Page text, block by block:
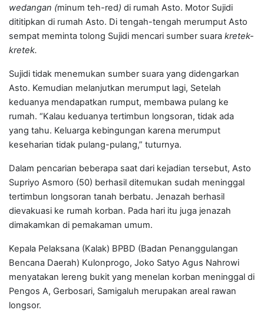
wedangan (minum teh-red) di rumah Asto. Motor Sujidi
dititipkan di rumah Asto. Di tengah-tengah merumput Asto
sempat meminta tolong Sujidi mencari sumber suara kretek-
kretek.
Sujidi tidak menemukan sumber suara yang didengarkan
Asto. Kemudian melanjutkan merumput lagi, Setelah
keduanya mendapatkan rumput, membawa pulang ke
rumah. “Kalau keduanya tertimbun longsoran, tidak ada
yang tahu. Keluarga kebingungan karena merumput
keseharian tidak pulang-pulang,” tuturnya.
Dalam pencarian beberapa saat dari kejadian tersebut, Asto
Supriyo Asmoro (50) berhasil ditemukan sudah meninggal
tertimbun longsoran tanah berbatu. Jenazah berhasil
dievakuasi ke rumah korban. Pada hari itu juga jenazah
dimakamkan di pemakaman umum.
Kepala Pelaksana (Kalak) BPBD (Badan Penanggulangan
Bencana Daerah) Kulonprogo, Joko Satyo Agus Nahrowi
menyatakan lereng bukit yang menelan korban meninggal di
Pengos A, Gerbosari, Samigaluh merupakan areal rawan
longsor.